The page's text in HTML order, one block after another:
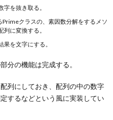
を抜き取る。
クラスの、素因数分解をするメソ
に変換する。
を文字にする。
分の機能は完成する。
列にしておき、配列の中の数字
するなどという風に実装してい